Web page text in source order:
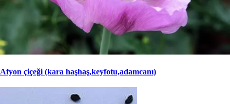
Afyon çiçeği (kara haşhaş,keyfotu,adamcanı)